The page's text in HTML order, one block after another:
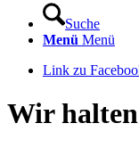
Suche
Menü Menü
Link zu
Wir